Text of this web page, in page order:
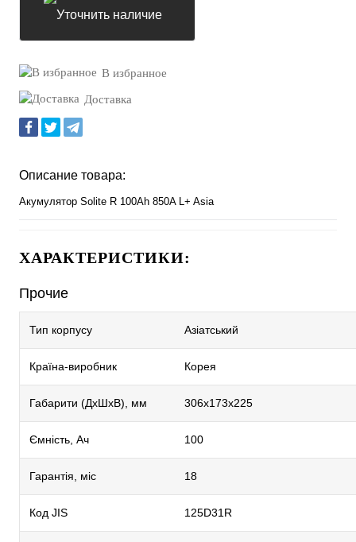
В избранное
Доставка
Описание товара:
Акумулятор Solite R 100Ah 850A L+ Asia
ХАРАКТЕРИСТИКИ:
Прочие
Тип корпусу Азіатський
Країна-виробник Корея
Габарити (ДхШхВ), мм 306х173х225
Ємність, Ач 100
Гарантія, міс 18
Код JIS 125D31R